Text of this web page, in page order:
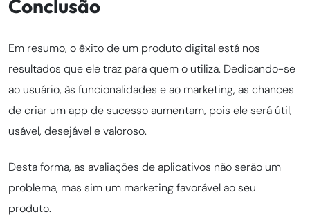
Conclusão
Em resumo, o êxito de um produto digital está nos
resultados que ele traz para quem o utiliza. Dedicando-se
ao usuário, às funcionalidades e ao marketing, as chances
de criar um app de sucesso aumentam, pois ele será útil,
usável, desejável e valoroso.
Desta forma, as avaliações de aplicativos não serão um
problema, mas sim um marketing favorável ao seu
produto.